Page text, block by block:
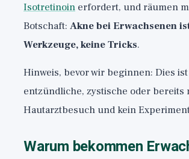
Isotretinoin erfordert, und räumen
Botschaft: Akne bei Erwachsenen
Werkzeuge, keine Tricks.
Hinweis, bevor wir beginnen: Dies
entzündliche, zystische oder
Hautarztbesuch und kein
Warum bekommen